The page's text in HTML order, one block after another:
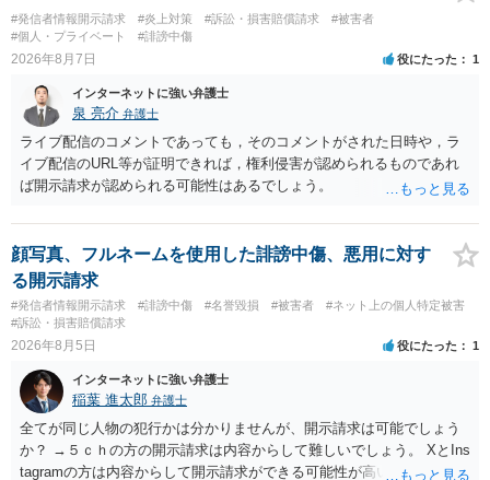
#発信者情報開示請求 #炎上対策 #訴訟・損害賠償請求
#被害者
#個人・プライベート
#誹謗中傷
2026年8月7日 役にたった 1
インターネットに強い弁護士
泉 亮介 弁護士
ライブ配信のコメントであっても，そのコメントがされた日時や，ラ
イブ配信のURL等が証明できれば，権利侵害が認められるものであれ
ば開示請求が認められる可能性はあるでしょう。
顔写真、フルネームを使用した誹謗中傷、悪用に対す
る開示請求
#発信者情報開示請求 #誹謗中傷 #名誉毀損 #被害者
#ネット上の個人特定被害
#訴訟・損害賠償請求
2026年8月5日 役にたった 1
インターネットに強い弁護士
稲葉 進太郎 弁護士
全てが同じ人物の犯行かは分かりませんが、開示請求は可能でしょう
か？ →５ｃｈの方の開示請求は内容からして難しいでしょう。 XとIns
tagramの方は内容からして開示請求ができる可能性が高いでしょう。